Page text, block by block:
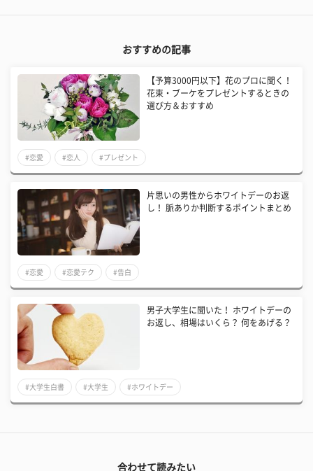
おすすめの記事
【予算3000円以下】花のプロに聞く！
花束・ブーケをプレゼントするときの
選び方＆おすすめ
#恋愛 #恋人 #プレゼント
片思いの男性からホワイトデーのお返
し！ 脈ありか判断するポイントまとめ
#恋愛 #恋愛テク #告白
男子大学生に聞いた！ ホワイトデーの
お返し、相場はいくら？ 何をあげる？
#大学生白書 #大学生 #ホワイトデー
合わせて読みたい